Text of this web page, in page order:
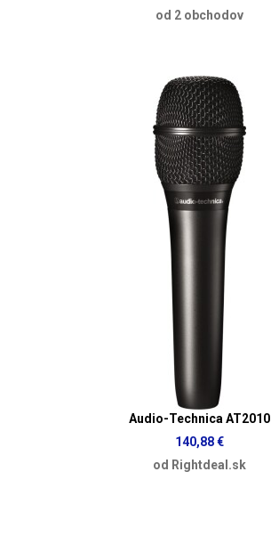
od 2 obchodov
Audio-Technica AT2010
140,88 €
od Rightdeal.sk